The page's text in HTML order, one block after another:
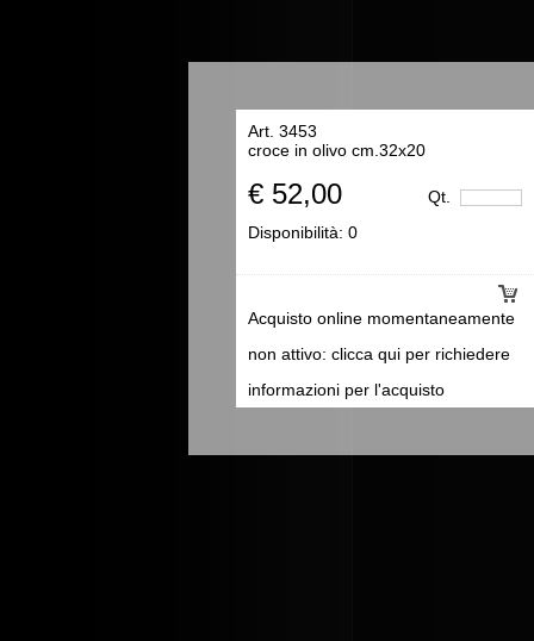
Art. 3453
croce in olivo cm.32x20
€ 52,00 Qt.
Acquisto online momentaneamente
non attivo: clicca qui per richiedere
informazioni per l'acquisto
Disponibilità: 0